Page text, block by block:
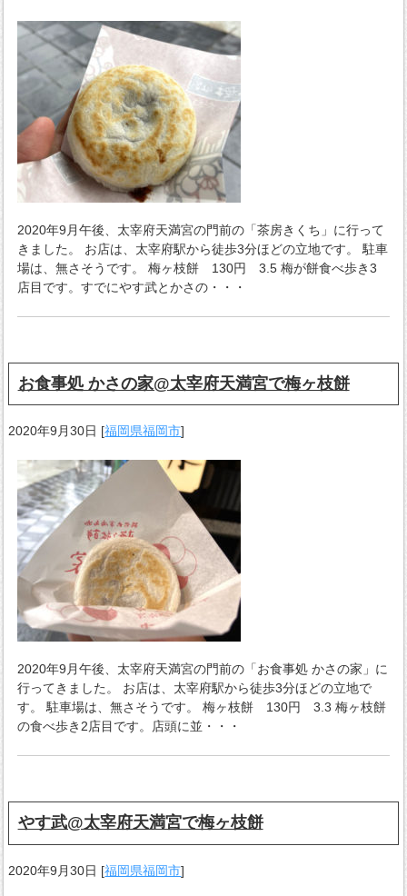
2020年9月午後、太宰府天満宮の門前の「茶房きくち」に行って
きました。 お店は、太宰府駅から徒歩3分ほどの立地です。 駐車
場は、無さそうです。 梅ヶ枝餅 130円 3.5 梅が餅食べ歩き3
店目です。すでにやす武とかさの・・・
お食事処 かさの家@太宰府天満宮で梅ヶ枝餅
2020年9月30日 [福岡県福岡市]
2020年9月午後、太宰府天満宮の門前の「お食事処 かさの家」に
行ってきました。 お店は、太宰府駅から徒歩3分ほどの立地で
す。 駐車場は、無さそうです。 梅ヶ枝餅 130円 3.3 梅ヶ枝餅
の食べ歩き2店目です。店頭に並・・・
やす武@太宰府天満宮で梅ヶ枝餅
2020年9月30日 [福岡県福岡市]